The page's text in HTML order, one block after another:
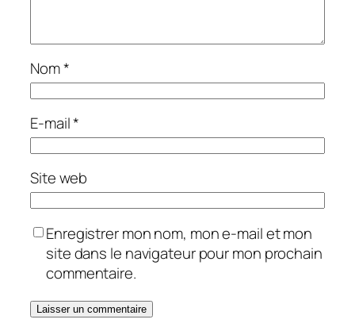
Nom*
E-mail*
Site web
Enregistrer mon nom, mon e-mail et mon
site dans le navigateur pour mon prochain
commentaire.